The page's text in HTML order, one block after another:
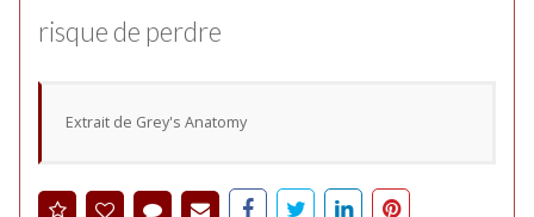
risque de perdre
Extrait de Grey's Anatomy